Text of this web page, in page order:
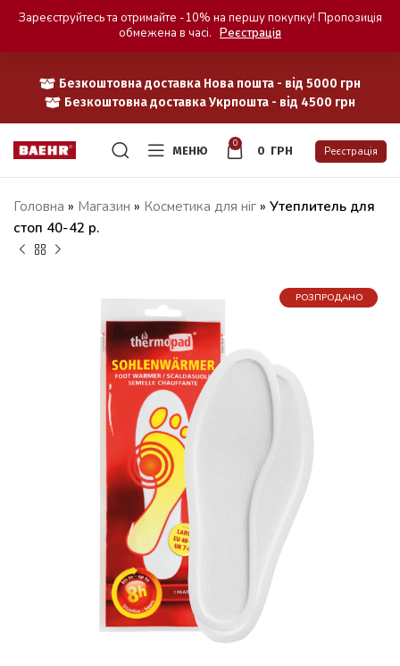
Безкоштовна доставка Нова пошта - від 5000 грн
Безкоштовна доставка Укрпошта - від 4500 грн
МЕНЮ
0
0 ГРН Реєстрація
Головна » Магазин » Косметика для ніг » Утеплитель для
стоп 40-42 р.
РОЗПРОДАНО
Зареєструйтесь та отримайте -10% на першу покупку! Пропозиція
обмежена в часі. Реєстрація